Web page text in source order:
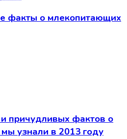
факты о млекопитающих
причудливых фактов о
узнали в 2013 году